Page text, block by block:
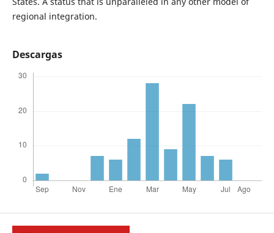
regional integration.
Descargas